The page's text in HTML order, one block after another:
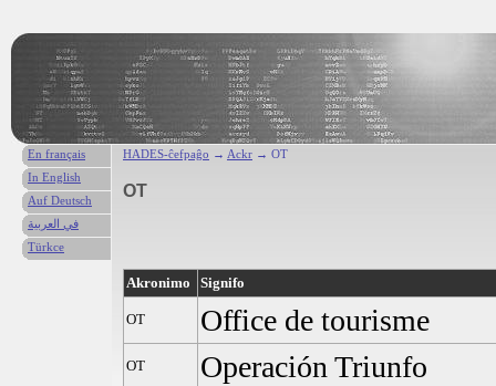
HADES-ĉefpaĝo → Ackr → OT
OT
Akronimo Signifo
OT Office de tourisme
OT Operación Triunfo
En français
In English
Auf Deutsch
في العربية
Türkce